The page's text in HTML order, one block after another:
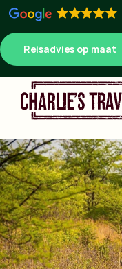
Reisadvies op maat